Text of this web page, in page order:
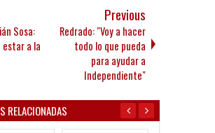
Sosa:
estar a la
Previous
Redrado: "Voy a hacer
todo lo que pueda
para ayudar a
Independiente"
RELACIONADAS